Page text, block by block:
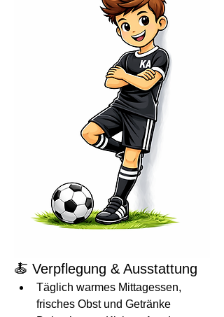
🍝 Verpflegung & Ausstattung
Täglich warmes Mittagessen,
frisches Obst und Getränke